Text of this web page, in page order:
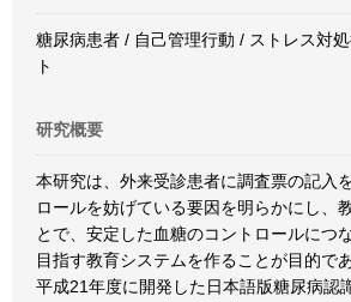
糖尿病患者 / 自己管理行動 / ストレス対
ト
研究概要
本研究は、外来受診患者に調査票の記入
ロールを妨げている要因を明らかにし、
とで、安定した血糖のコントロールにつ
目指す教育システムを作ることが目的であ
平成21年度に開発した日本語版糖尿病認